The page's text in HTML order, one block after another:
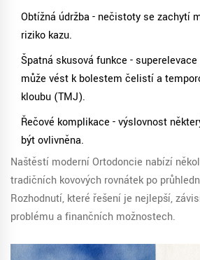
Obtížná údržba - nečistoty se zachytí
riziko kazu.
Špatná skusová funkce -
může vést k bolestem čelistí a
kloubu (TMJ).
Řečové komplikace - výslovnost
být ovlivněna.
Naštěstí moderníOrtodoncie nabízí
tradičních kovových rovnátek po
Rozhodnutí, které řešení je nejlepší,
problému a finančních možnostech.